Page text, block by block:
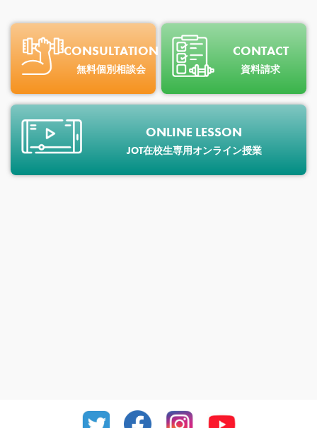
CONSULTATION
無料個別相談会
CONTACT
資料請求
ONLINE LESSON
JOT在校生専用オンライン授業